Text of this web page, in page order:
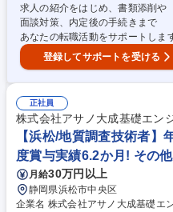
業務 ※部署変更の可能性あり 募集職種 【安全衛生管理】技術部門の安全
衛生管理業務の推進
求人の紹介をはじめ、書類添削や
面談対策、内定後の手続きまで
あなたの転職活動をサポートしま
登録してサポートを受ける
正社員
株式会社アサノ大成基礎エン
【浜松/地質調査技術者】
度賞与実績6.2か月! その
月給30万円以上
静岡県浜松市中央区
企業名 株式会社アサノ大成基礎エンジニアリング